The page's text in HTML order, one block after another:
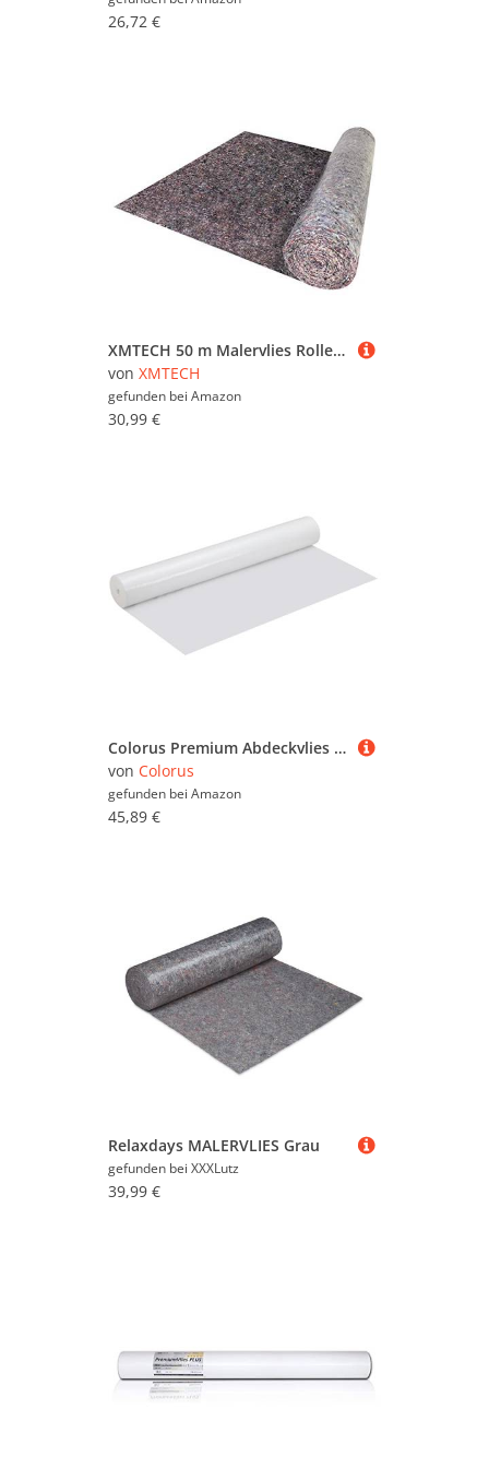
Wandfarbe (17.853)
Solarenergie (805)
Treppen & Geländer
Werkbänke (66.669)
Werkzeug (1.244.748)
26,72 €
XMTECH 50 m Malervlies Rolle, 180 g/m² Abdeckvlies, Schutzvlies mit PE Anti Rutsch Beschichtung, Oberflächenschutz für Maler und Heimwerker, 50 m x 1m = 50 m²
von XMTECH
gefunden bei Amazon
30,99 €
Colorus Premium Abdeckvlies 1 x 25 m | Selbstklebendes Schutzvlies weiß | Malervlies mit selbsthaftender Folienunterseite | Anstrichvlies sehr saugstark | Vlies mit hoher Abriebfestigkeit
von Colorus
gefunden bei Amazon
45,89 €
Relaxdays MALERVLIES Grau
gefunden bei XXXLutz
39,99 €